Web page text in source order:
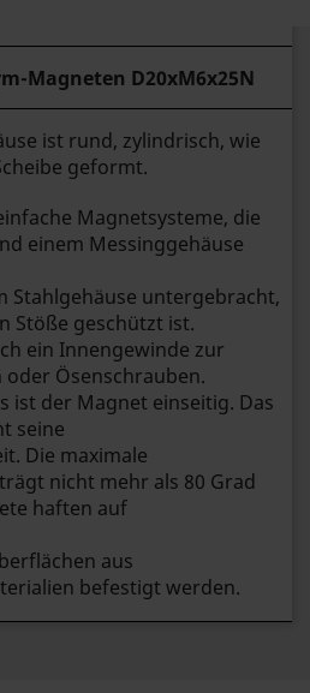
Magneten D20xM6x25N
ist rund, zylindrisch, wie
geformt.
Magnetsysteme, die
einem Messinggehäuse
Stahlgehäuse untergebracht,
Stöße geschützt ist.
ein Innengewinde zur
Ösenschrauben.
ist der Magnet einseitig. Das
seine
Die maximale
nicht mehr als 80 Grad
haften auf
aus
befestigt werden.